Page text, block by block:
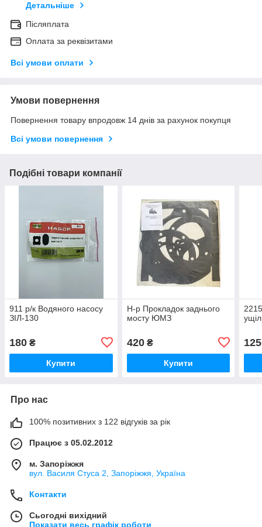
Детальніше
Післяплата
Оплата за реквізитами
Всі умови оплати
Умови повернення
Повернення товару впродовж 14 днів за рахунок покупця
Всі умови повернення
Подібні товари компанії
911 р/к Водяного насосу
ЗІЛ-130
180 ₴
Купити
Н-р Прокладок заднього
мосту ЮМЗ
420₴
Купити
125
Про нас
100% позитивних з 122 відгуків за рік
Працює з 05.02.2012
м. Запоріжжя
вул. Василя Стуса 2, Запоріжжя, Україна
Контакти
Сьогодні вихідний
Показати весь графік роботи